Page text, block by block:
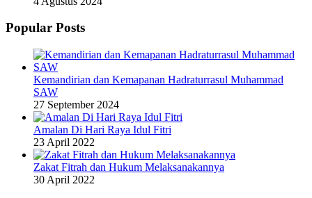
Popular Posts
Kemandirian dan Kemapanan Hadraturrasul Muhammad
SAW
27 September 2024
Amalan Di Hari Raya Idul Fitri
23 April 2022
Zakat Fitrah dan Hukum Melaksanakannya
30 April 2022